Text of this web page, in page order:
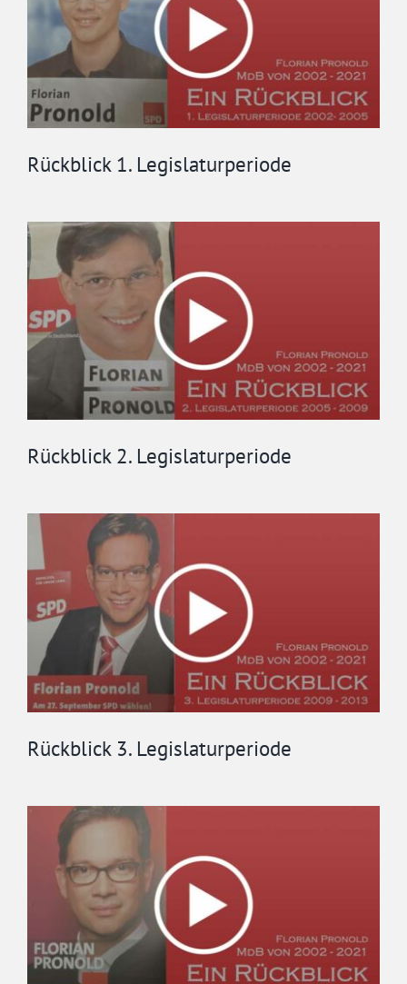
Rückblick 1. Legislaturperiode
Rückblick 2. Legislaturperiode
Rückblick 3. Legislaturperiode